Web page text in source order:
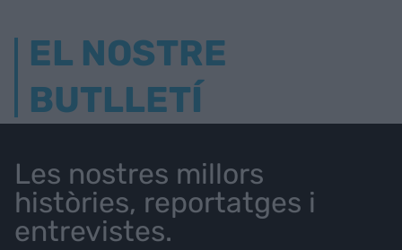
EL NOSTRE
BUTLLETÍ
Les nostres millors
històries, reportatges i
entrevistes.